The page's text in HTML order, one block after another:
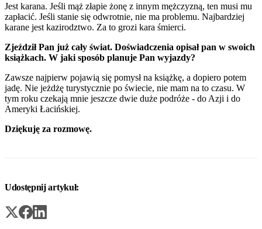
Jest karana. Jeśli mąż złapie żonę z innym mężczyzną, ten musi mu
zapłacić. Jeśli stanie się odwrotnie, nie ma problemu. Najbardziej
karane jest kazirodztwo. Za to grozi kara śmierci.
Zjeździł Pan już cały świat. Doświadczenia opisał pan w swoich
książkach. W jaki sposób planuje Pan wyjazdy?
Zawsze najpierw pojawią się pomysł na książkę, a dopiero potem
jadę. Nie jeżdżę turystycznie po świecie, nie mam na to czasu. W
tym roku czekają mnie jeszcze dwie duże podróże - do Azji i do
Ameryki Łacińskiej.
Dziękuję za rozmowę.
Udostępnij artykuł: